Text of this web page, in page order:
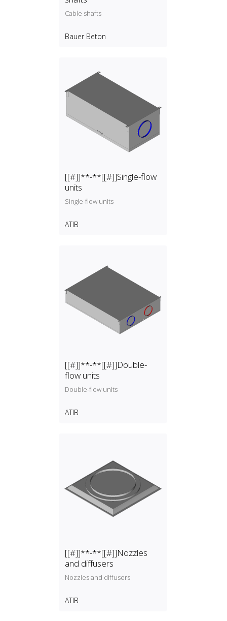
Cable shafts
Bauer Beton
[[#]]**-**[[#]]Single-flow
units
Single‑flow units
ATIB
[[#]]**-**[[#]]Double-
flow units
Double‑flow units
ATIB
[[#]]**-**[[#]]Nozzles
and diffusers
Nozzles and diffusers
ATIB